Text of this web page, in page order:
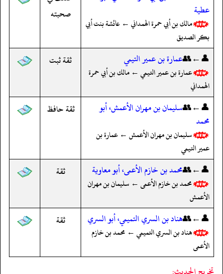
عطية
مالك بن أبي حمرة الهمداني ← عائشة بنت أبي
بكر الصديق
صحبته
👤←👥عمارة بن عمير التيمي
عمارة بن عمير التيمي ← مالك بن أبي حمرة
الهمداني
ثقة ثبت
👤←👥سليمان بن مهران الأعمش، أبو
محمد
سليمان بن مهران الأعمش ← عمارة بن
عمير التيمي
ثقة حافظ
👤←👥محمد بن خازم الأعمى، أبو معاوية
محمد بن خازم الأعمى ← سليمان بن مهران
الأعمش
ثقة
👤←👥هناد بن السري التميمي، أبو السري
هناد بن السري التميمي ← محمد بن خازم
الأعمى
ثقة